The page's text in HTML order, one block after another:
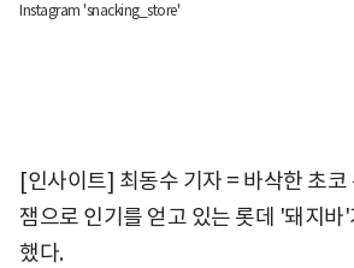
Instagram 'snacking_store'
[인사이트] 최동수 기자 = 바삭한 초코
잼으로 인기를 얻고 있는 롯데 '돼지바
했다.